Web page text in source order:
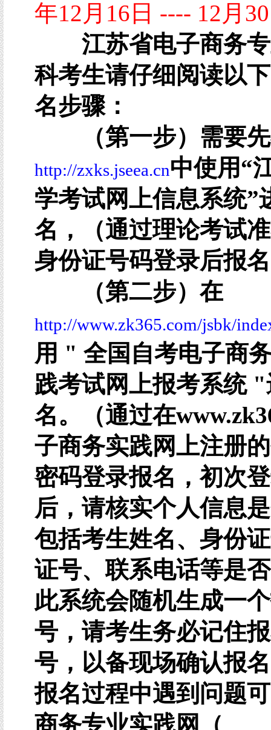
年12月16日 ---- 12月
江苏省电子商务专
科考生请仔细阅读以
名步骤：
（第一步）需要
http://zxks.jseea.cn中使用“
学考试网上信息系统”
名，（通过理论考试
身份证号码登录后报
（第二步）在
http://www.zk365.com/jsbk/
用 " 全国自考电子商
践考试网上报考系统
名。（通过在
子商务实践网上注册
密码登录报名，初次
后，请核实个人信息
包括考生姓名、身份
证号、联系电话等是
此系统会随机生成一
号，请考生务必记住
号，以备现场确认报
报名过程中遇到问题
商务专业实践网（